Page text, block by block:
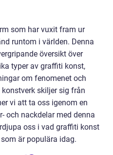
som har vuxit fram ur
runtom i världen. Denna
översikt över
typer av graffiti konst,
om fenomenet och
skiljer sig från
vi att ta oss igenom en
och nackdelar med denna
oss i vad graffiti konst
är populära idag.